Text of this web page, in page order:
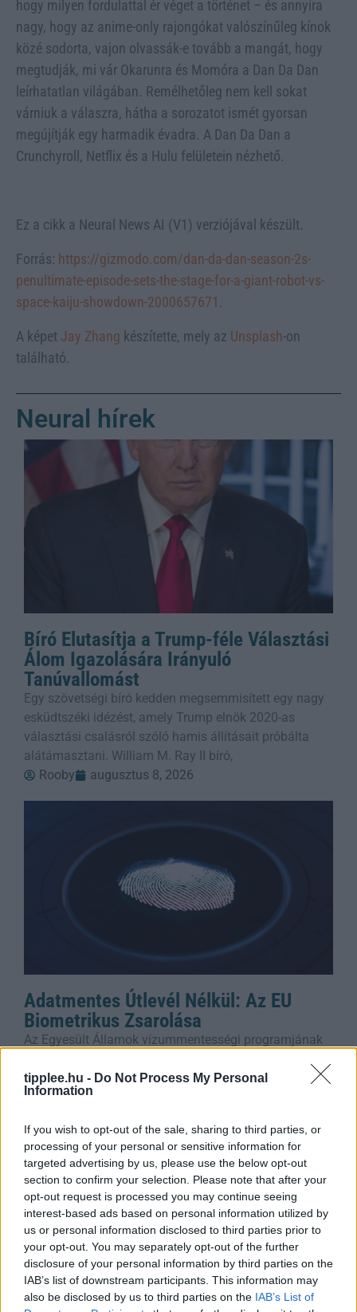
tipplee.hu - Do Not Process My Personal
Information
If you wish to opt-out of the sale, sharing to third parties, or
processing of your personal or sensitive information for
targeted advertising by us, please use the below opt-out
section to confirm your selection. Please note that after your
opt-out request is processed you may continue seeing
interest-based ads based on personal information utilized by
us or personal information disclosed to third parties prior to
your opt-out. You may separately opt-out of the further
disclosure of your personal information by third parties on the
IAB’s list of downstream participants. This information may
also be disclosed by us to third parties on the IAB’s List of
hogy milyen fordulattal ér véget a történet – és annyira
nagy, hogy az anime-only rajongókat valószínűleg kínok
közé sodorta, vajon olvassák-e tovább a mangát, hogy
megtudják, mi vár Okarunra és Momóra a Dan Da Dan
leírhatatlan világában. Remélhetőleg nem kell sokat
várniuk a válaszra, hátha a sorozatot ismét gyorsan
megújítják egy harmadik évadra. A Dan Da Dan a
Crunchyroll, Netflix és a Hulu felületein nézhető.
Ez a cikk a Neural News AI (V1) verziójával készült.
Forrás: https://gizmodo.com/dan-da-dan-season-2s-
penultimate-episode-sets-the-stage-for-a-giant-robot-vs-
space-kaiju-showdown-2000657671 .
A képet Jay Zhang készítette, mely az Unsplash-on
található.
Neural hírek
Bíró Elutasítja a Trump-féle Választási
Álom Igazolására Irányuló
Tanúvallomást
Egy szövetségi bíró kedden megsemmisített egy nagy
esküdtszéki idézést, amely Trump elnök 2020-as
választási csalásról szóló hamis állításait próbálta
alátámasztani. William M. Ray II bíró,
Rooby
augusztus 8, 2026
Adatmentes Útlevél Nélkül: Az EU
Biometrikus Zsarolása
Az Egyesült Államok vízummentességi programjának
biometrikus adatbázisaihoz, amely gyakorlatilag
zsarolásnak minősül az utazók profilozása és
Rooby
augusztus 8, 2026